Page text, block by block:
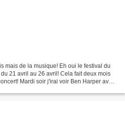
mais de la musique! Eh oui le festival du
21 avril au 26 avril! Cela fait deux mois
Mardi soir j'irai voir Ben Harper avec